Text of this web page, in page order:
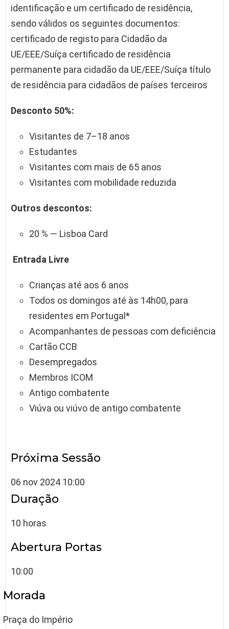
identificação e um certificado de residência,
sendo válidos os seguintes documentos:
certificado de registo para Cidadão da
UE/EEE/Suíça certificado de residência
permanente para cidadão da UE/EEE/Suíça título
de residência para cidadãos de países terceiros
Desconto 50%:
Visitantes de 7–18 anos
Estudantes
Visitantes com mais de 65 anos
Visitantes com mobilidade reduzida
Outros descontos:
20 % — Lisboa Card
Entrada Livre
Crianças até aos 6 anos
Todos os domingos até às 14h00, para
residentes em Portugal*
Acompanhantes de pessoas com deficiência
Cartão CCB
Desempregados
Membros ICOM
Antigo combatente
Viúva ou viúvo de antigo combatente
Próxima Sessão
06 nov 2024 10:00
Duração
10 horas
Abertura Portas
10:00
Morada
Praça do Império